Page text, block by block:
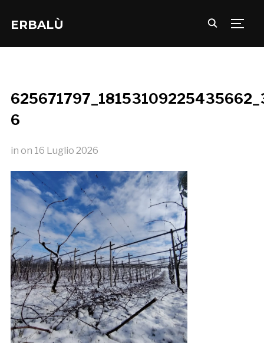
ERBALÙ
6
in on 16 Luglio 2026